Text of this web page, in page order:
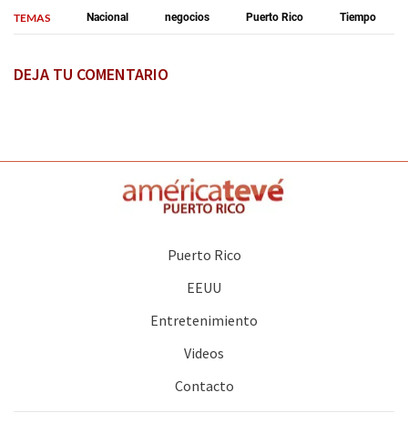
TEMAS Nacional negocios Puerto Rico Tiempo
DEJA TU COMENTARIO
Puerto Rico
EEUU
Entretenimiento
Videos
Contacto